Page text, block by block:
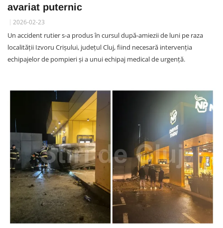
avariat puternic
2026-02-23
Un accident rutier s-a produs în cursul după-amiezii de luni pe raza
localității Izvoru Crișului, județul Cluj, fiind necesară intervenția
echipajelor de pompieri și a unui echipaj medical de urgență.